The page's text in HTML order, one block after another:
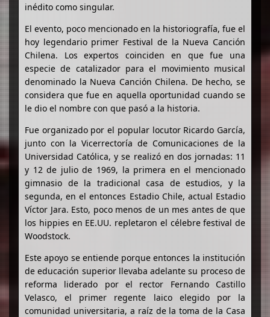
inédito como singular.
El evento, poco mencionado en la historiografía, fue el
hoy legendario primer Festival de la Nueva Canción
Chilena. Los expertos coinciden en que fue una
especie de catalizador para el movimiento musical
denominado la Nueva Canción Chilena. De hecho, se
considera que fue en aquella oportunidad cuando se
le dio el nombre con que pasó a la historia.
Fue organizado por el popular locutor Ricardo García,
junto con la Vicerrectoría de Comunicaciones de la
Universidad Católica, y se realizó en dos jornadas: 11
y 12 de julio de 1969, la primera en el mencionado
gimnasio de la tradicional casa de estudios, y la
segunda, en el entonces Estadio Chile, actual Estadio
Víctor Jara. Esto, poco menos de un mes antes de que
los hippies en EE.UU. repletaron el célebre festival de
Woodstock.
Este apoyo se entiende porque entonces la institución
de educación superior llevaba adelante su proceso de
reforma liderado por el rector Fernando Castillo
Velasco, el primer regente laico elegido por la
comunidad universitaria, a raíz de la toma de la Casa